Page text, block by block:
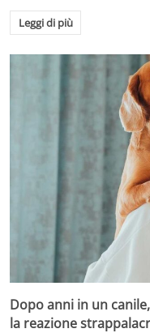
Leggi di più
Dopo anni in un
la reazione